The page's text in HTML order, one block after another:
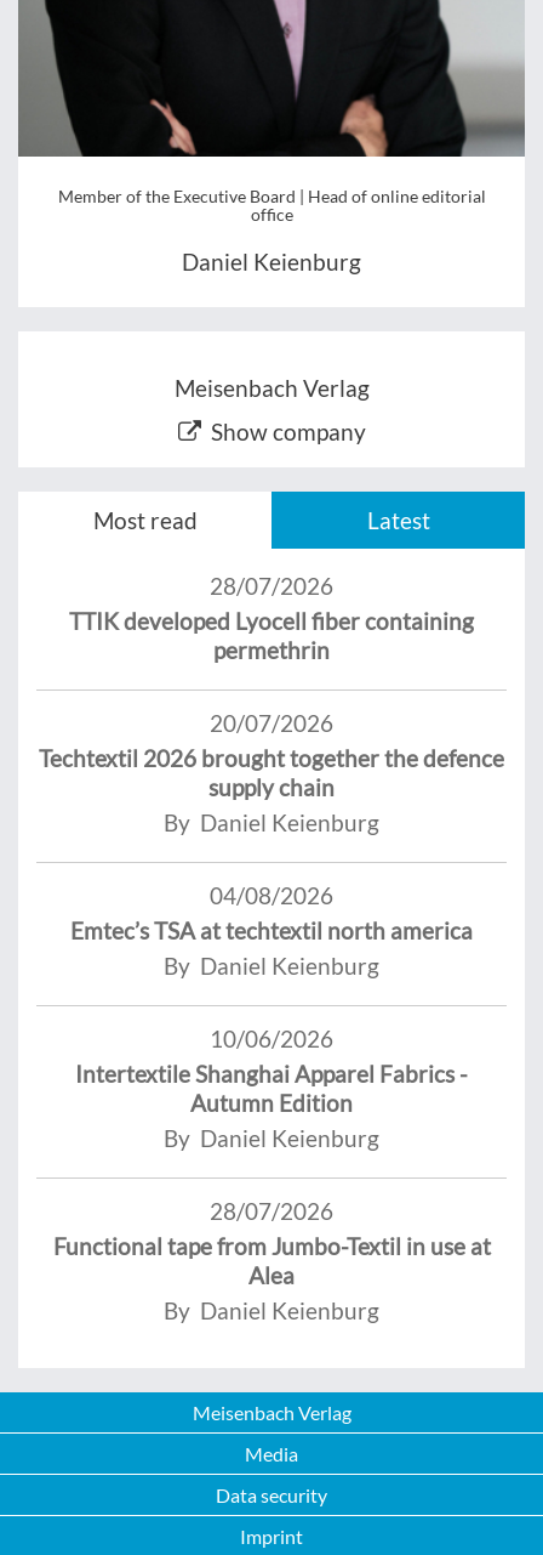
Member of the Executive Board | Head of online editorial
office
Daniel Keienburg
Meisenbach Verlag
Show company
Most read Latest
28/07/2026
TTIK developed Lyocell fiber containing
permethrin
20/07/2026
Techtextil 2026 brought together the defence
supply chain
By Daniel Keienburg
04/08/2026
Emtec’s TSA at techtextil north america
By Daniel Keienburg
10/06/2026
Intertextile Shanghai Apparel Fabrics -
Autumn Edition
By Daniel Keienburg
28/07/2026
Functional tape from Jumbo-Textil in use at
Alea
By Daniel Keienburg
Meisenbach Verlag
Media
Data security
Imprint